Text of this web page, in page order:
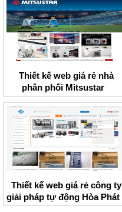
Thiết kế web giá rẻ nhà
phân phối Mitsustar
Thiết kế web giá rẻ công ty
giải pháp tự động Hòa Phát